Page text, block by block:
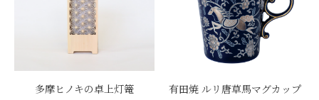
多摩ヒノキの卓上灯篭 有田焼 ルリ唐草馬マグカップ